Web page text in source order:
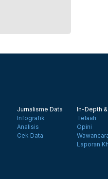
Jurnalisme Data
Infografik
Analisis
Cek Data
In-Depth
Telaah
Opini
Laporan